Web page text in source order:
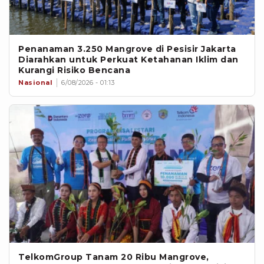
Penanaman 3.250 Mangrove di Pesisir Jakarta
Diarahkan untuk Perkuat Ketahanan Iklim dan
Kurangi Risiko Bencana
Nasional 6/08/2026 - 01:13
TelkomGroup Tanam 20 Ribu Mangrove,